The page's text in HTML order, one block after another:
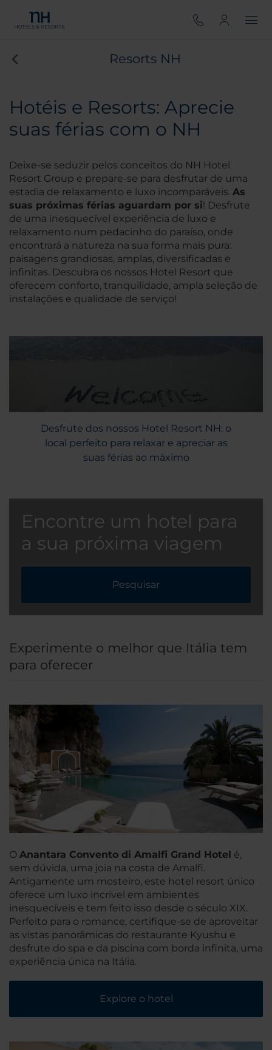
Resorts NH
Hotéis e Resorts: Aprecie
suas férias com o NH
Deixe-se seduzir pelos conceitos do NH Hotel
Resort Group e prepare-se para desfrutar de uma
estadia de relaxamento e luxo incomparáveis. As
suas próximas férias aguardam por si! Desfrute
de uma inesquecível experiência de luxo e
relaxamento num pedacinho do paraíso, onde
encontrará a natureza na sua forma mais pura:
paisagens grandiosas, amplas, diversificadas e
infinitas. Descubra os nossos Hotel Resort que
oferecem conforto, tranquilidade, ampla seleção de
instalações e qualidade de serviço!
Desfrute dos nossos Hotel Resort NH: o
local perfeito para relaxar e apreciar as
suas férias ao máximo
Encontre um hotel para
a sua próxima viagem
Pesquisar
Experimente o melhor que Itália tem
para oferecer
O Anantara Convento di Amalfi Grand Hotel é,
sem dúvida, uma joia na costa de Amalfi.
Antigamente um mosteiro, este hotel resort único
oferece um luxo incrível em ambientes
inesquecíveis e tem feito isso desde o século XIX.
Perfeito para o romance, certifique-se de aproveitar
as vistas panorâmicas do restaurante Kyushu e
desfrute do spa e da piscina com borda infinita, uma
experiência única na Itália.
Explore o hotel